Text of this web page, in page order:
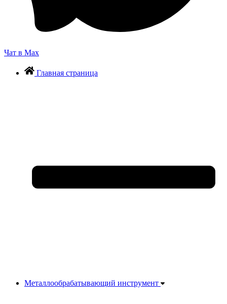
Чат в Max
Главная страница
Металлообрабатывающий инструмент